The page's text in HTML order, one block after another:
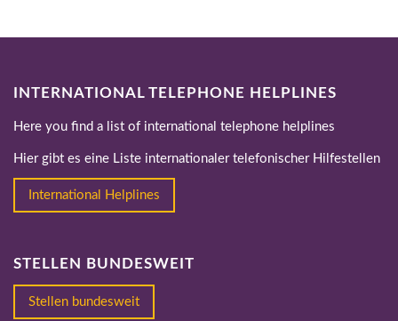
INTERNATIONAL TELEPHONE HELPLINES
Here you find a list of international telephone helplines
Hier gibt es eine Liste internationaler telefonischer Hilfestellen
International Helplines
STELLEN BUNDESWEIT
Stellen bundesweit